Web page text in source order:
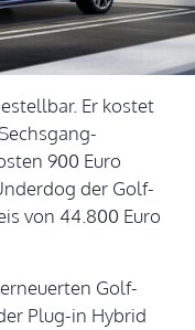
Er kostet
900 Euro
der Golf-
von 44.800 Euro
Golf-
Plug-in Hybrid